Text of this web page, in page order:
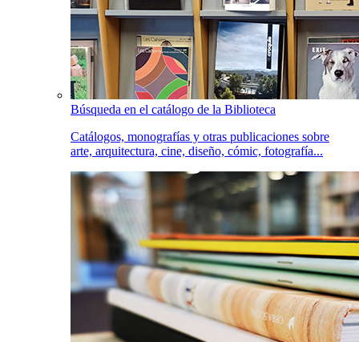
Búsqueda en el catálogo de la Biblioteca
Catálogos, monografías y otras publicaciones sobre
arte, arquitectura, cine, diseño, cómic, fotografía...